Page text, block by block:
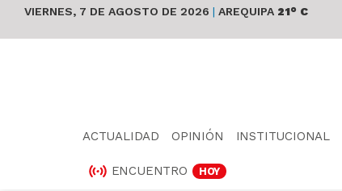
VIERNES, 7 DE AGOSTO DE 2026 | AREQUIPA 21° C
ACTUALIDAD OPINIÓN INSTITUCIONAL
ENCUENTRO HOY